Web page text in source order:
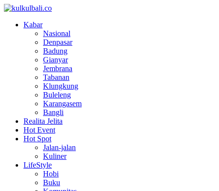
Kabar
Nasional
Denpasar
Badung
Gianyar
Jembrana
Tabanan
Klungkung
Buleleng
Karangasem
Bangli
Realita Jelita
Hot Event
Hot Spot
Jalan-jalan
Kuliner
LifeStyle
Hobi
Buku